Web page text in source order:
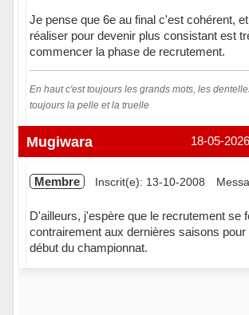
Je pense que 6e au final c'est cohérent,
réaliser pour devenir plus consistant est
commencer la phase de recrutement.
En haut c'est toujours les grands mots, les
toujours la pelle et la truelle
Hors ligne 18-05-
Mugiwara
Membre Inscrit(e): 13-10-2008
D'ailleurs, j'espère que le recrutement se
contrairement aux dernières saisons pour
début du championnat.